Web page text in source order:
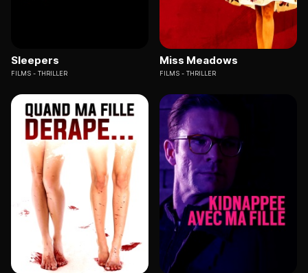
Sleepers
FILMS THRILLER
Miss Meadows
FILMS THRILLER